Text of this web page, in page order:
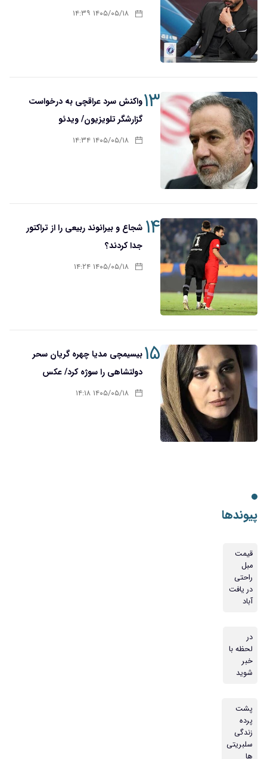
۱۴۰۵/۰۵/۱۸ ۱۴:۳۹
۱۳واکنش سرد عراقچی به درخواست
گزارشگر تلویزیون/ ویدئو
۱۴۰۵/۰۵/۱۸ ۱۴:۳۴
۱۴شجاع و بیرانوند ربیعی را از تراکتور
جدا کردند؟
۱۴۰۵/۰۵/۱۸ ۱۴:۲۴
۱۵ بیسیمچی مدیا چهره گریان سحر
دولتشاهی را سوژه کرد/ عکس
۱۴۰۵/۰۵/۱۸ ۱۴:۱۸